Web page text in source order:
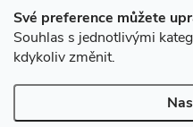
Své preference můžete
Souhlas s jednotlivými
kdykoliv změnit.Způsoby